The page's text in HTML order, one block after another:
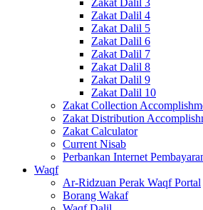
Zakat Dalil 3
Zakat Dalil 4
Zakat Dalil 5
Zakat Dalil 6
Zakat Dalil 7
Zakat Dalil 8
Zakat Dalil 9
Zakat Dalil 10
Zakat Collection
Zakat Distribution
Zakat Calculator
Current Nisab
Perbankan Internet
Waqf
Ar-Ridzuan Perak Waqf Portal
Borang Wakaf